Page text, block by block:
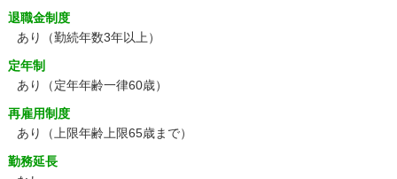
退職金制度
あり（勤続年数3年以上）
定年制
あり
（定年年齢一律60歳）
再雇用制度
あり
（上限年齢上限65歳まで）
勤務延長